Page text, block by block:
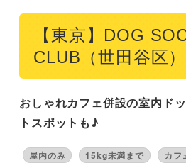
【東京】DOG
CLUB（世田谷区）
おしゃれカフェ併設の室内ド
トスポットも♪
屋内のみ 15kg未満まで
カフ